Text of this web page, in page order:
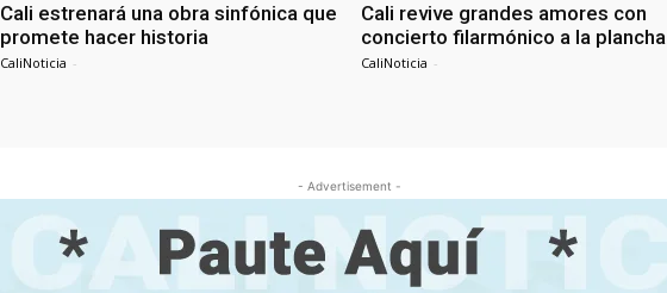
Cali estrenará una obra sinfónica que
promete hacer historia
CaliNoticia -
Cali revive grandes amores con
concierto filarmónico a la plancha
CaliNoticia -
- Advertisement -